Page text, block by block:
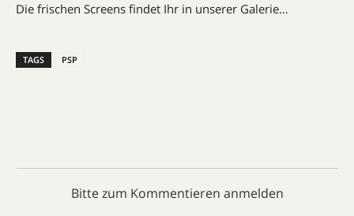
Die frischen Screens findet Ihr in unserer Galerie…
TAGS PSP
Bitte zum Kommentieren anmelden